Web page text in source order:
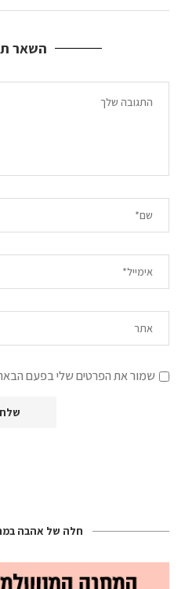
השאר
שמור את הפרטים שלי בפעם
חלה של אהבה